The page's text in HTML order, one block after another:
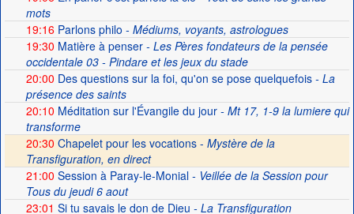
mots
19:16Parlons philo - Médiums, voyants, astrologues
19:30 Matière à penser- Les Pères fondateurs de la pensée
occidentale 03 - Pindare et les jeux du stade
20:00 Des questions sur la foi, qu'on se pose quelquefois- La
présence des saints
20:10 Méditation sur l'Évangile du jour- Mt 17, 1-9 la lumiere qui
transforme
20:30 Chapelet pour les vocations - Mystère de la
Transfiguration, en direct
21:00 Session à Paray-le-Monial- Veillée de la Session pour
Tous du jeudi 6 aout
23:01 Si tu savais le don de Dieu - La Transfiguration